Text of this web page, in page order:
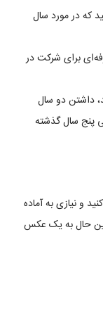
که در مورد سال
برای شرکت در
داشتن دو سال
پنج سال گذشته
و نیازی به آماده
این حال به یک عکس